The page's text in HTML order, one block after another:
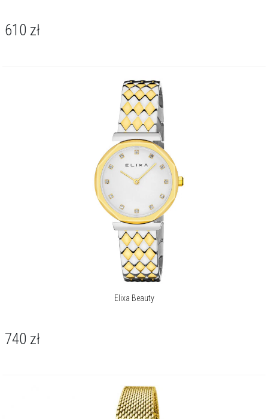
610 zł
Elixa Beauty
740 zł